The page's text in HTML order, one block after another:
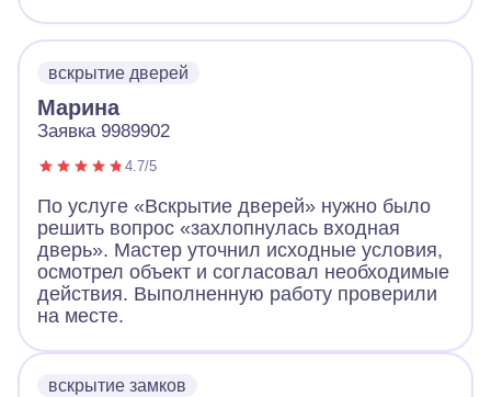
вскрытие дверей
Марина
Заявка 9989902
4.7/5
По услуге «Вскрытие дверей» нужно было
решить вопрос «захлопнулась входная
дверь». Мастер уточнил исходные условия,
осмотрел объект и согласовал необходимые
действия. Выполненную работу проверили
на месте.
вскрытие замков